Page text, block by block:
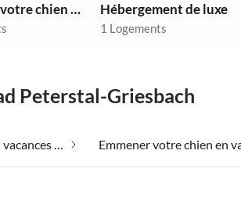
Emmener votre chien en vacances Hébergement de luxe
1 Logements
Peterstal-Griesbach
Emmener votre animal en vacances dans Bad Peterstal-Griesbach